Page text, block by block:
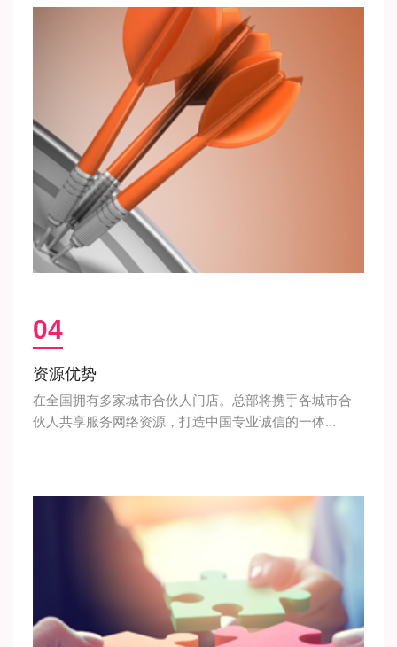
04
资源优势
在全国拥有多家城市合伙人门店。总部将携手各城市合
伙人共享服务网络资源，打造中国专业诚信的一体...